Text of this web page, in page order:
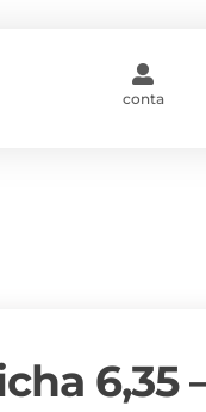
conta
6,35